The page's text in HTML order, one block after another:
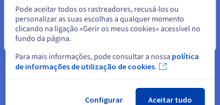
de alojamento partilhado
Adotar as boas práticas para o seu site imobiliário é essencial
para assegurar uma presença online segura, dinâmica e com
boa performance. Aqui estão algumas dicas chave para
otimizar o seu site imobiliário.
Proteja a sua identidade online
Pode aceitar todos os rastreadores, recusá-los ou
personalizar as suas escolhas a qualquer momento
clicando na ligação «Gerir os meus cookies» acessível no
fundo da página.
Para mais informações, pode consultar a nossa política
de informações de utilização de cookies.
Configurar Aceitar tudo